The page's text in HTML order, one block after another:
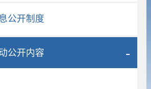
公开制度
公开内容